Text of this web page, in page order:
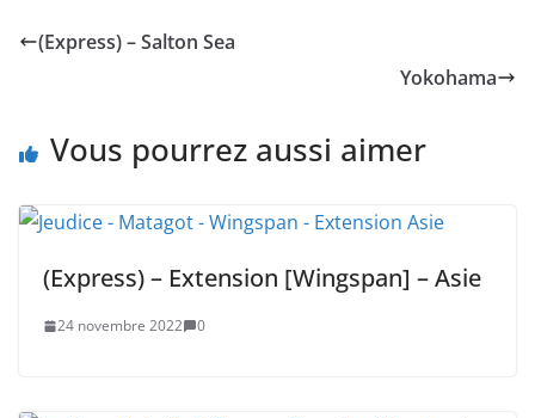
(Express) – Salton Sea
Yokohama
Vous pourrez aussi aimer
(Express) – Extension [Wingspan] – Asie
24 novembre 2022 0